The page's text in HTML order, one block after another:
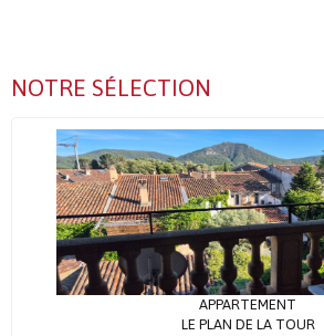
NOTRE SÉLECTION
APPARTEMENT
LE PLAN DE LA TOUR